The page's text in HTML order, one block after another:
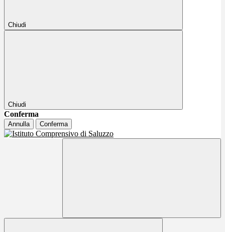
Chiudi
Chiudi
Conferma
Annulla Conferma